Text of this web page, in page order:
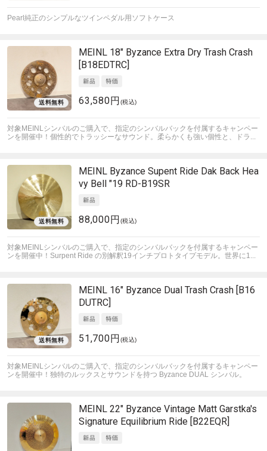
Pearl純正のシンプルなツインペダル用ソフトケース
MEINL 18" Byzance Extra Dry Trash Crash
[B18EDTRC]
63,580円 (税込)
対象MEINLシンバルのご購入で、指定のシンバルバックを付属するキャンペー
ンを開催中！ 個性的でトラッシーなサウンド。柔らかくも強い個性と、ドラ...
MEINL Byzance Supent Ride Dak Back Hea
vy Bell "19 RD-B19SR
88,000円 (税込)
対象MEINLシンバルのご購入で、指定のシンバルバックを付属するキャンペー
ンを開催中！ Surpent Ride の別解釈19インチプロトタイプモデル。世界に1...
MEINL 16" Byzance Dual Trash Crash [B16
DUTRC]
51,700円 (税込)
対象MEINLシンバルのご購入で、指定のシンバルバックを付属するキャンペー
ンを開催中！ 独特のルックスとサウンドを持つ Byzance DUAL シンバル。
MEINL 22" Byzance Vintage Matt Garstka's
Signature Equilibrium Ride [B22EQR]